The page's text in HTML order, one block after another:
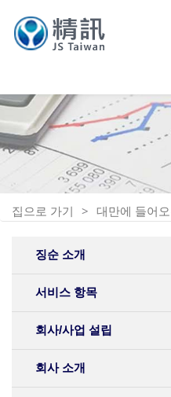
집으로 가기 대만에 들어
징순 소개
서비스 항목
회사/사업 설립
회사 소개